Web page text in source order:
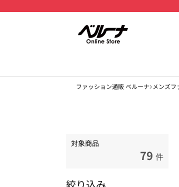
ファッション通販 ベルーナ メンズフ
対象商品
79 件